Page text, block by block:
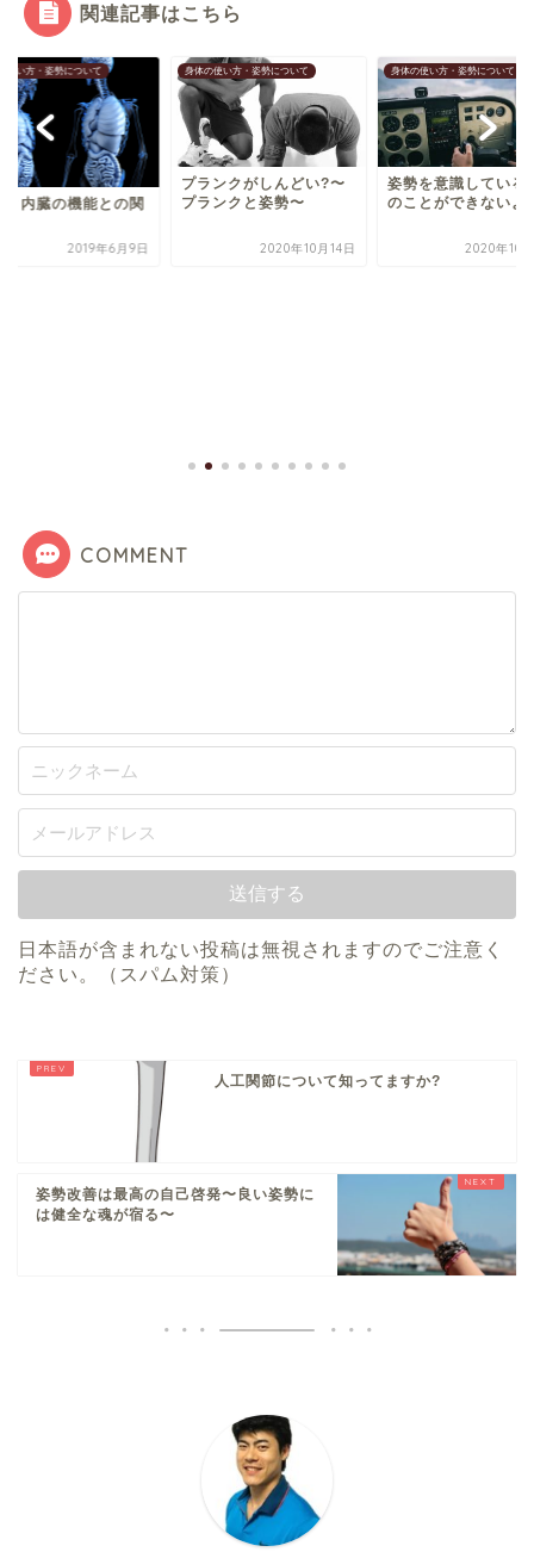
関連記事はこちら
使い方・姿勢について
と内臓の機能との関
2019年6月9日
身体の使い方・姿勢について
プランクがしんどい?〜
プランクと姿勢〜
2020年10月14日
身体の使い方・姿勢について
姿勢を意識している
のことができないよ
2020年10
COMMENT
日本語が含まれない投稿は無視されますのでご注意く
ださい。（スパム対策）
人工関節について知ってますか?
姿勢改善は最高の自己啓発〜良い姿勢に
は健全な魂が宿る〜